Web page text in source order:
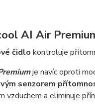
AI Air
čidlo kontroluje
je navíc oproti
senzorem
vzduchem a eliminuje